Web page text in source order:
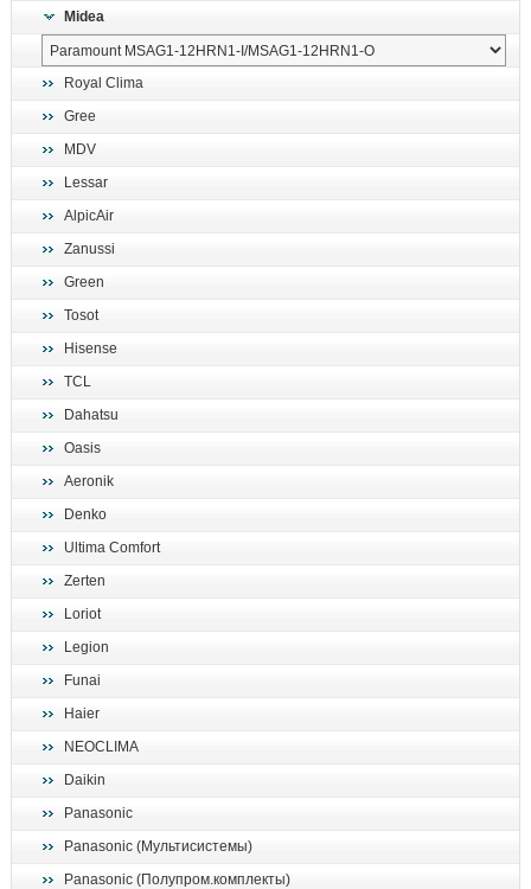
Midea
Royal Clima
Gree
MDV
Lessar
AlpicAir
Zanussi
Green
Tosot
Hisense
TCL
Dahatsu
Oasis
Aeronik
Denko
Ultima Comfort
Zerten
Loriot
Legion
Funai
Haier
NEOCLIMA
Daikin
Panasonic
Panasonic (Мультисистемы)
Panasonic (Полупром.комплекты)